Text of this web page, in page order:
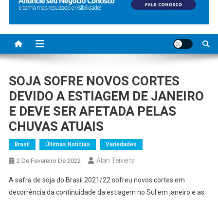
SOJA SOFRE NOVOS CORTES
DEVIDO A ESTIAGEM DE JANEIRO
E DEVE SER AFETADA PELAS
CHUVAS ATUAIS
Brasil Últimas Notícias Variedades
2 De Fevereiro De 2022 Alan Teixeira
A safra de soja do Brasil 2021/22 sofreu novos cortes em
decorrência da continuidade da estiagem no Sul em janeiro e as